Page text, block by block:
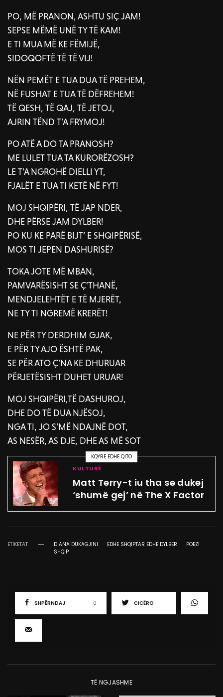
PO, MË PRANON, ASHTU SIÇ JAM!
SEPSE MËMË UNË TY TË KAM!
E TI MUA MË KE FËMIJË,
SIDOQOFTË TË TË VIJ!
NËN PEMËT E TUA DUA TË PREHEM,
NË FUSHAT E TUA TË DËFREHEM!
TË QESH, TË QAJ, TË JETOJ,
AJRIN TËND T’A FRYMOJ!
PO ATË A DO TA PRANOSH?
ME LULET TUA TA KURORËZOSH?
LE T’A NGROHË DIELLI YT,
FJALËT E TUA TI KETË NË FYT!
MOJ SHQIPËRI, TË JAP NDER,
DHE PËRSE JAM DYLBER!
PO KU KE PARË BIJT’ E SHQIPËRISË,
MOS TI JEPEN DASHURISË?
TOKA JOTE MË MBAN,
PAMVARËSISHT SE Ç’THANË,
MENDJELEHTËT E TË MJERËT,
NE TY TI NGREMË KRERËT!
NE PËR TY DERDHIM GJAK,
E PËR TY AJO ËSHTË PAK,
SE PËR ATO Ç’NA KE DHURUAR
PËRJETËSISHT DUHET URUAR!
MOJ SHQIPËRI,TË DASHUROJ,
DHE DO TË DUA NJËSOJ,
NGA TI, JO S’MË NDAJNË DOT,
AS NESËR, AS DJE, DHE AS MË SOT
KQYRE EDHE QITO
KULTURË
Matt Terry-t iu tha se dukej
‘shumë gej’ në The X Factor
ETIKETAT DIANA DUKAGJINI EDHE SHQIPTAR EDHE DYLBER
POEZI
SHQIP
SHPËRNDAJ 0 CICËRO
TË NGJASHME